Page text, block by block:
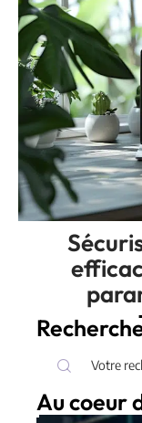
Au coeur